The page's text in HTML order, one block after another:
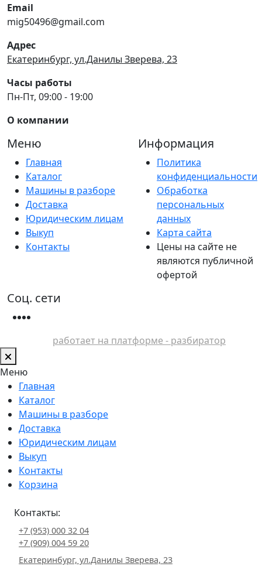
Email
mig50496@gmail.com
Адрес
Екатеринбург, ул.Данилы Зверева, 23
Часы работы
Пн-Пт, 09:00 - 19:00
О компании
Меню
Главная
Каталог
Машины в разборе
Доставка
Юридическим лицам
Выкуп
Контакты
Информация
Политика
конфиденциальности
Обработка
персональных
данных
Карта сайта
Цены на сайте не
являются публичной
офертой
Соц. сети
работает на платформе - разбиратор
Меню
Главная
Каталог
Машины в разборе
Доставка
Юридическим лицам
Выкуп
Контакты
Корзина
Контакты:
+7 (953) 000 32 04
+7 (909) 004 59 20
Екатеринбург, ул.Данилы Зверева, 23